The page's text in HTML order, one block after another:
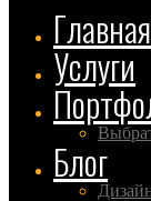
Главная
Услуги
Блог